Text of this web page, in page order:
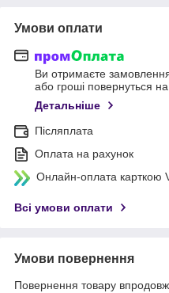
Умови оплати
Ви отримаєте
або гроші повернуться
Детальніше
Післяплата
Оплата на рахунок
Онлайн-оплата карткою
Всі умови оплати
Умови повернення
Повернення товару